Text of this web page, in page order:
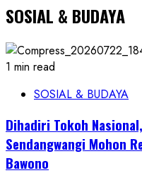
SOSIAL & BUDAYA
1 min read
SOSIAL & BUDAYA
Dihadiri Tokoh
Sendangwangi Mohon
Bawono